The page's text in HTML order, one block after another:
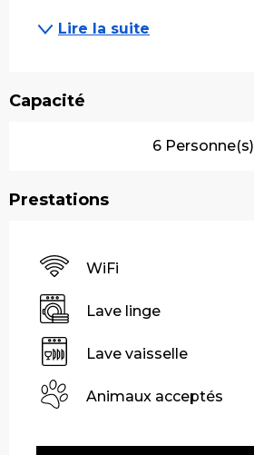
Lire la suite
Capacité
6 Personne(s)
Prestations
WiFi
Lave linge
Lave vaisselle
Animaux acceptés